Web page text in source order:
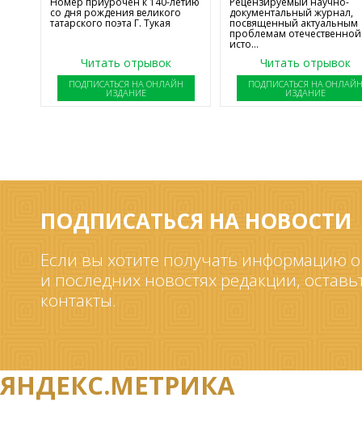
со дня рождения великого
татарского поэта Г. Тукая
Читать отрывок
ПОДПИСАТЬСЯ НА ОНЛАЙН
ИЗДАНИЕ
документальный журнал,
посвященный актуальным
проблемам отечественной
исто...
Читать отрывок
ПОДПИСАТЬСЯ НА
ИЗДАНИЕ
ПОДПИСАТЬСЯ НА НОВОСТИ
Если вы хотите получать информацию
и последних новостях редакции,
контакты.
ЯНДЕКС.МЕТРИКА